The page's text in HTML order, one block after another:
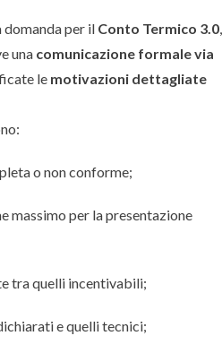
domanda per il Conto Termico 3.0,
una comunicazione formale via
le motivazioni dettagliate
o non conforme;
massimo per la presentazione
tra quelli incentivabili;
e quelli tecnici;